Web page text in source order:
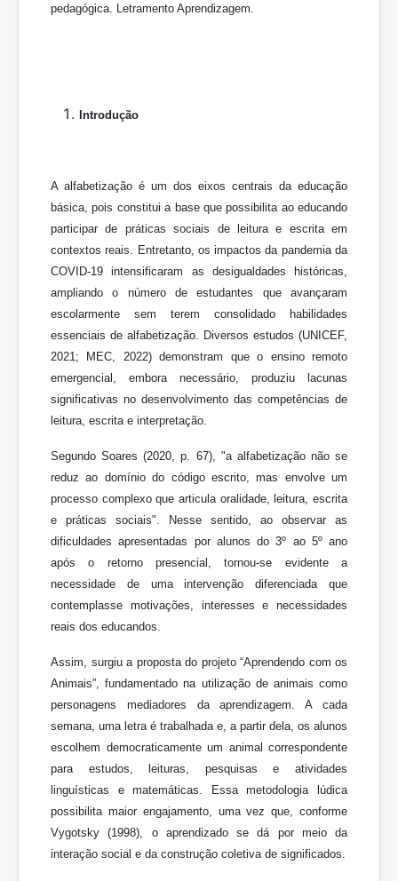
pedagógica. Letramento Aprendizagem.
Introdução
A alfabetização é um dos eixos centrais da educação
básica, pois constitui a base que possibilita ao educando
participar de práticas sociais de leitura e escrita em
contextos reais. Entretanto, os impactos da pandemia da
COVID-19 intensificaram as desigualdades históricas,
ampliando o número de estudantes que avançaram
escolarmente sem terem consolidado habilidades
essenciais de alfabetização. Diversos estudos (UNICEF,
2021; MEC, 2022) demonstram que o ensino remoto
emergencial, embora necessário, produziu lacunas
significativas no desenvolvimento das competências de
leitura, escrita e interpretação.
Segundo Soares (2020, p. 67), "a alfabetização não se
reduz ao domínio do código escrito, mas envolve um
processo complexo que articula oralidade, leitura, escrita
e práticas sociais". Nesse sentido, ao observar as
dificuldades apresentadas por alunos do 3º ao 5º ano
após o retorno presencial, tornou-se evidente a
necessidade de uma intervenção diferenciada que
contemplasse motivações, interesses e necessidades
reais dos educandos.
Assim, surgiu a proposta do projeto “Aprendendo com os
Animais”, fundamentado na utilização de animais como
personagens mediadores da aprendizagem. A cada
semana, uma letra é trabalhada e, a partir dela, os alunos
escolhem democraticamente um animal correspondente
para estudos, leituras, pesquisas e atividades
linguísticas e matemáticas. Essa metodologia lúdica
possibilita maior engajamento, uma vez que, conforme
Vygotsky (1998), o aprendizado se dá por meio da
interação social e da construção coletiva de significados.